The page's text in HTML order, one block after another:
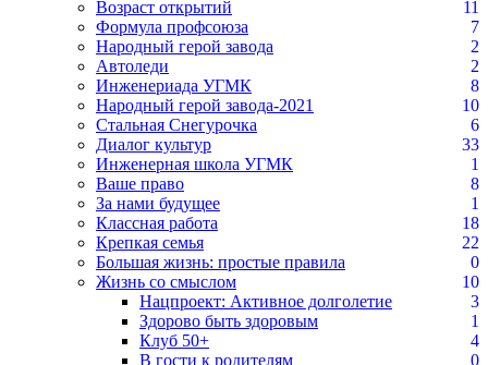
Возраст открытий
11
Формула профсоюза
7
Народный герой завода
2
Автоледи
2
Инженериада УГМК
8
Народный герой завода-2021
10
Стальная Снегурочка
6
Диалог культур
33
Инженерная школа УГМК
1
Ваше право
8
За нами будущее
1
Классная работа
18
Крепкая семья
22
Большая жизнь: простые правила
0
Жизнь со смыслом
10
Нацпроект: Активное долголетие
3
Здорово быть здоровым
1
Клуб 50+
4
В гости к родителям
0